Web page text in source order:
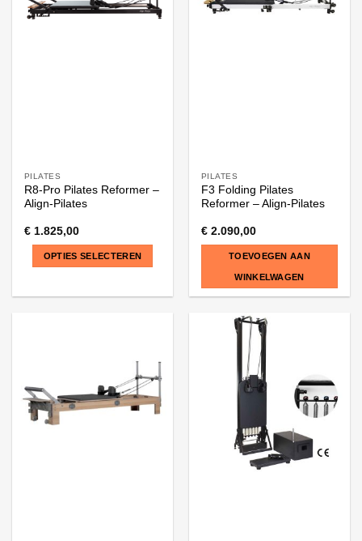
PILATES
R8-Pro Pilates Reformer –
Align-Pilates
€1.825,00
OPTIES SELECTEREN
Deze
optie
kan
PILATES
F3 Folding Pilates
Reformer – Align-Pilates
€2.090,00
TOEVOEGEN AAN
WINKELWAGEN